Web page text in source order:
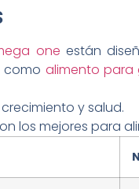
one están
como alimento
y salud.
los mejores para